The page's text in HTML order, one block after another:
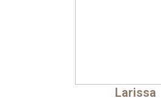
Larissa